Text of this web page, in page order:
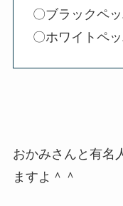
〇ブラックペ
〇ホワイトペ
おかみさんと有名
ますよ＾＾